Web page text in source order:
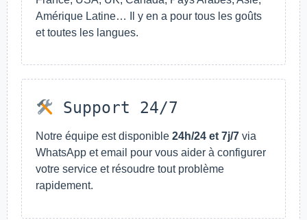
Amérique Latine… Il y en a pour tous les goûts
et toutes les langues.
Support 24/7
Notre équipe est disponible 24h/24 et 7j/7 via
WhatsApp et email pour vous aider à configurer
votre service et résoudre tout problème
rapidement.